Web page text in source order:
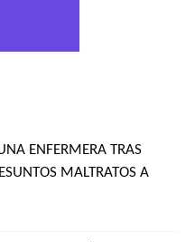
ENFERMERA TRAS
MALTRATOS A